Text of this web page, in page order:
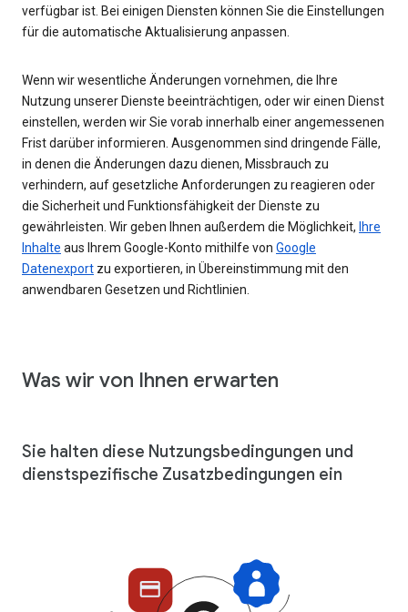
verfügbar ist. Bei einigen Diensten können Sie die Einstellungen
für die automatische Aktualisierung anpassen.
Wenn wir wesentliche Änderungen vornehmen, die Ihre
Nutzung unserer Dienste beeinträchtigen, oder wir einen Dienst
einstellen, werden wir Sie vorab innerhalb einer angemessenen
Frist darüber informieren. Ausgenommen sind dringende Fälle,
in denen die Änderungen dazu dienen, Missbrauch zu
verhindern, auf gesetzliche Anforderungen zu reagieren oder
die Sicherheit und Funktionsfähigkeit der Dienste zu
gewährleisten. Wir geben Ihnen außerdem die Möglichkeit, Ihre
Inhalte aus Ihrem Google-Konto mithilfe von Google
Datenexport zu exportieren, in Übereinstimmung mit den
anwendbaren Gesetzen und Richtlinien.
Was wir von Ihnen erwarten
Sie halten diese Nutzungsbedingungen und
dienstspezifische Zusatzbedingungen ein